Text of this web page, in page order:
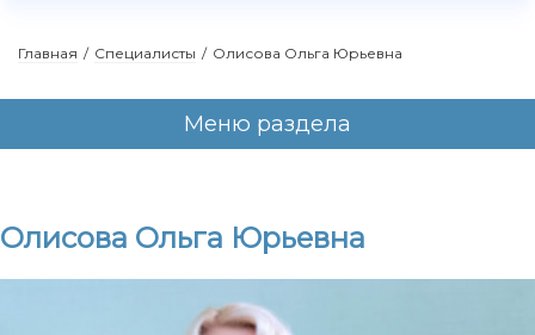
Главная / Специалисты / Олисова Ольга Юрьевна
Олисова Ольга Юрьевна
Меню раздела